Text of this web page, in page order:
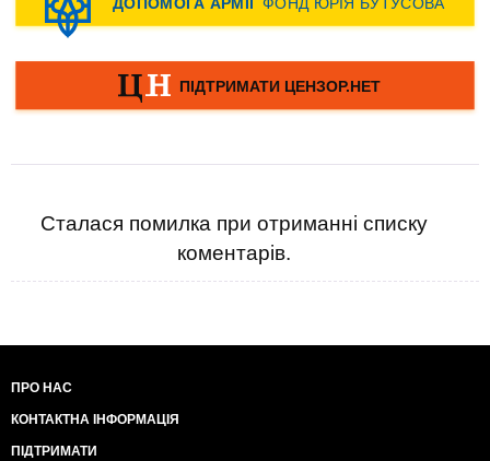
Сталася помилка при отриманні списку
коментарів.
ПРО НАС
КОНТАКТНА ІНФОРМАЦІЯ
ПІДТРИМАТИ